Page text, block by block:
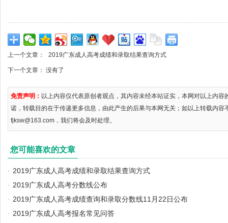
上一个文章： 2019广东成人高考成绩和录取结果查询方式
下一个文章： 没有了
免责声明： 以上内容仅代表原创者观点，其内容未经本站证实，本网对以上内
诺，转载目的在于传递更多信息，由此产生的后果与本网无关；如以上转载内容
fjksw@163.com，我们将会及时处理。
您可能喜欢的文章
· 2019广东成人高考成绩和录取结果查询方式
· 2019广东成人高考分数线公布
· 2019广东成人高考成绩查询和录取分数线11月22日公布
· 2019广东成人高考报名常见问答